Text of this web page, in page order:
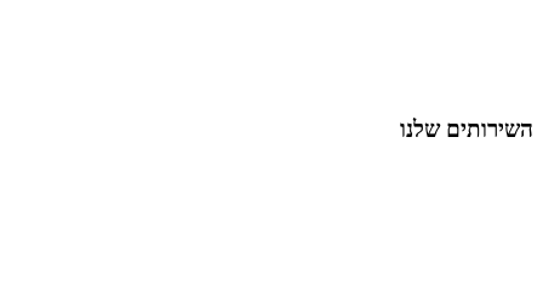
השירותים שלנו